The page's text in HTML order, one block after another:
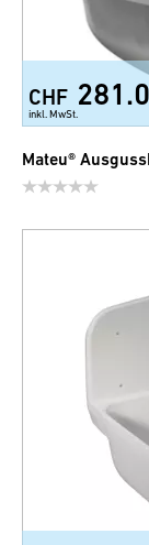
CHF
inkl. MwSt.
Mateu®